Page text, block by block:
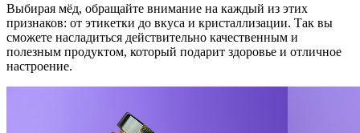
Выбирая мёд, обращайте внимание на каждый из этих
признаков: от этикетки до вкуса и кристаллизации. Так вы
сможете насладиться действительно качественным и
полезным продуктом, который подарит здоровье и отличное
настроение.